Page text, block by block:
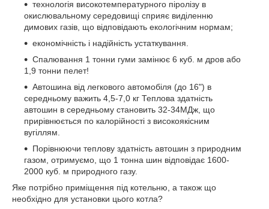
технологія високотемпературного піролізу в
окислювальному середовищі сприяє виділенню
димових газів, що відповідають екологічним нормам;
економічність і надійність устаткування.
Спалювання 1 тонни гуми замінює 6 куб. м дров або
1,9 тонни пелет!
Автошина від легкового автомобіля (до 16") в
середньому важить 4,5-7,0 кг Теплова здатність
автошин в середньому становить 32-34МДж, що
прирівнюється по калорійності з високоякісним
вугіллям.
Порівнюючи теплову здатність автошин з природним
газом, отримуємо, що 1 тонна шин відповідає 1600-
2000 куб. м природного газу.
Яке потрібно приміщення під котельню, а також що
необхідно для установки цього котла?